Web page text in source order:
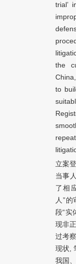
trial’
the
to
立案
当事
了相
人”
段“实
现非
过考
现状,
我国